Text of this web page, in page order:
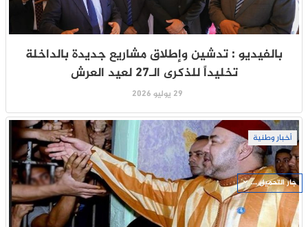
بالفيديو : تدشين وإطلاق مشاريع جديدة بالداخلة
تخليداً للذكرى الـ27 لعيد العرش
29 يوليو 2026
أخبار وطنية
جار التحميل ...